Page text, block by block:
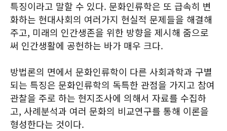
특징이라고 말할 수 있다. 문화인류학은 또 급속히 변
화하는 현대사회의 여러가지 현실적 문제들을 해결해
주고, 미래의 인간생존을 위한 방향을 제시해 줌으로
써 인간생활에 공헌하는 바가 매우 크다.
방법론의 면에서 문화인류학이 다른 사회과학과 구별
되는 특징은 문화인류학의 독특한 관점을 가지고 참여
관찰을 주로 하는 현지조사에 의해서 자료를 수집하
고, 사례분석과 여러 문화의 비교연구를 통해 이론을
형성한다는 것이다.